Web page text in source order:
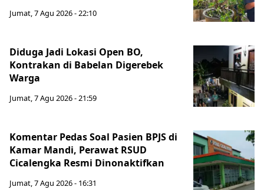
Jumat, 7 Agu 2026 - 22:10
Diduga Jadi Lokasi Open BO,
Kontrakan di Babelan Digerebek
Warga
Jumat, 7 Agu 2026 - 21:59
Komentar Pedas Soal Pasien BPJS di
Kamar Mandi, Perawat RSUD
Cicalengka Resmi Dinonaktifkan
Jumat, 7 Agu 2026 - 16:31